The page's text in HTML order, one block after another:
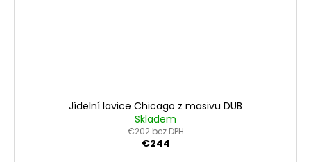
Jídelní lavice Chicago z masivu DUB
Skladem
€202 bez DPH
€244